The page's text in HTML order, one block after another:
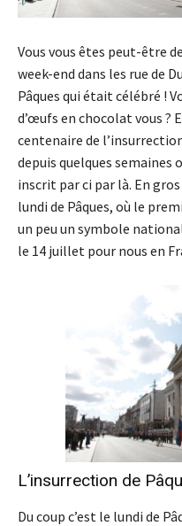
Vous vous êtes peut-être
week-end dans les rue de
Pâques qui était célébré !
d’œufs en chocolat vous ?
centenaire de
depuis quelques semaines
inscrit par ci par là. En
lundi de Pâques, où le
un peu un symbole
le 14 juillet pour nous en
L’insurrection de
Du coup c’est le lundi de